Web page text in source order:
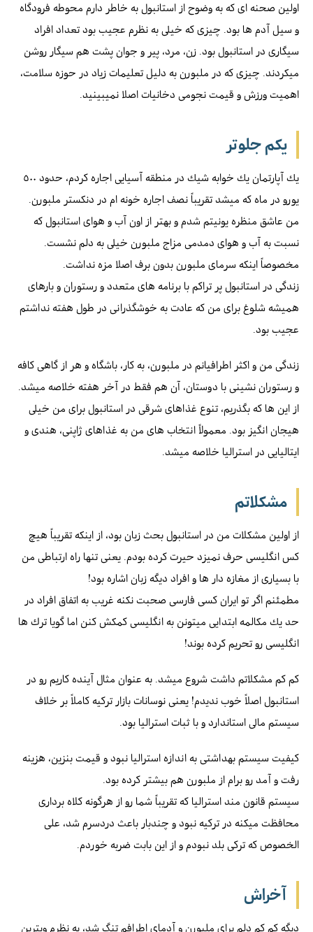
اولين صحنه اى كه به وضوح از استانبول به خاطر دارم محوطه فرودگاه
و سيل آدم ها بود. چيزى كه خيلى به نظرم عجيب بود تعداد افراد
سيگارى در استانبول بود. زن، مرد، پير و جوان پشت هم سيگار روشن
ميكردند. چيزى كه در ملبورن به دليل تعليمات زياد در حوزه سلامت،
اهميت ورزش و قيمت نجومى دخانيات اصلا نميبينيد.
يكم جلوتر
يك آپارتمان يك خوابه شيك در منطقه آسيايى اجاره كردم، حدود ٥٠٠
يورو در ماه که میشد تقريباً نصف اجاره خونه ام در دنكستر ملبورن.
من عاشق منظره يونيتم شدم و بهتر از اون آب و هواى استانبول كه
نسبت به آب و هواى دمدمى مزاج ملبورن خيلى به دلم نشست.
مخصوصاً اينكه سرماى ملبورن بدون برف اصلا مزه نداشت.
زندگى در استانبول پر تراکم با برنامه هاى متعدد و رستوران و بارهاى
هميشه شلوغ براى من كه عادت به خوشگذرانى در طول هفته نداشتم
عجيب بود.
زندگى من و اكثر اطرافيانم در ملبورن، به كار، باشگاه و هر از گاهى كافه
و رستوران نشينى با دوستان، آن هم فقط در آخر هفته خلاصه ميشد.
از اين ها كه بگذريم، تنوع غذاهاى شرقى در استانبول براى من خيلى
هيجان انگيز بود. معمولاً انتخاب های من به غذاهاى ژاپنى، هندى و
ايتاليايى در استراليا خلاصه ميشد.
مشكلاتم
از اولين مشكلات من در استانبول بحث زبان بود، از اينكه تقريباً هيچ
كس انگليسى حرف نميزد حيرت كرده بودم. يعنى تنها راه ارتباطى من
با بسيارى از مغازه دار ها و افراد ديگه زبان اشاره بود!
مطمئنم اگر تو ايران كسى فارسى صحبت نكنه غريب به اتفاق افراد در
حد يك مكالمه ابتدايى ميتونن به انگليسى كمكش كنن اما گويا ترك ها
انگليسى رو تحريم كرده بوند!
كم كم مشكلاتم داشت شروع ميشد. به عنوان مثال آينده كاريم رو در
استانبول اصلاً خوب نديدم! يعنى نوسانات بازار تركيه كاملاً بر خلاف
سيستم مالى استاندارد و با ثبات استراليا بود.
كيفيت سيستم بهداشتى به اندازه استراليا نبود و قيمت بنزين، هزينه
رفت و آمد رو برام از ملبورن هم بيشتر كرده بود.
سيستم قانون مند استراليا كه تقريباً شما رو از هرگونه كلاه بردارى
محافظت ميكنه در تركيه نبود و چندبار باعث دردسرم شد، علی
الخصوص كه تركى بلد نبودم و از اين بابت ضربه خوردم.
آخراش
ديگه كم كم دلم براى ملبورن و آدماى اطرافم تنگ شد، به نظرم ويترين